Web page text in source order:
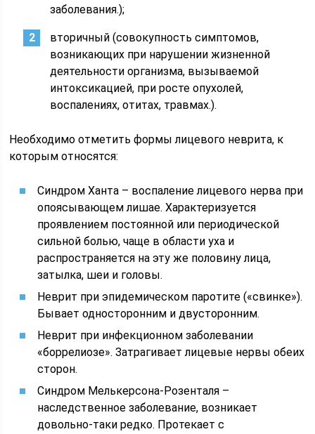
заболевания.);
вторичный (совокупность симптомов,
возникающих при нарушении жизненной
деятельности организма, вызываемой
интоксикацией, при росте опухолей,
воспалениях, отитах, травмах.).
Необходимо отметить формы лицевого неврита, к
которым относятся:
Синдром Ханта – воспаление лицевого нерва при
опоясывающем лишае. Характеризуется
проявлением постоянной или периодической
сильной болью, чаще в области уха и
распространяется на эту же половину лица,
затылка, шеи и головы.
Неврит при эпидемическом паротите («свинке»).
Бывает односторонним и двусторонним.
Неврит при инфекционном заболевании
«боррелиозе». Затрагивает лицевые нервы обеих
сторон.
Синдром Мелькерсона-Розенталя –
наследственное заболевание, возникает
довольно-таки редко. Протекает с